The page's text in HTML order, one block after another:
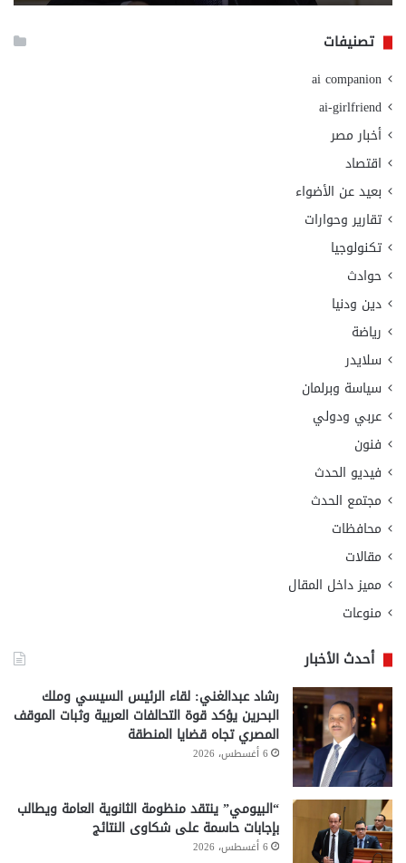
تصنيفات
ai companion
ai-girlfriend
أخبار مصر
اقتصاد
بعيد عن الأضواء
تقارير وحوارات
تكنولوجيا
حوادث
دين ودنيا
رياضة
سلايدر
سياسة وبرلمان
عربي ودولي
فنون
فيديو الحدث
مجتمع الحدث
محافظات
مقالات
مميز داخل المقال
منوعات
أحدث الأخبار
رشاد عبدالغني: لقاء الرئيس السيسي وملك
البحرين يؤكد قوة التحالفات العربية وثبات الموقف
المصري تجاه قضايا المنطقة
6 أغسطس، 2026
“البيومي” ينتقد منظومة الثانوية العامة ويطالب
بإجابات حاسمة على شكاوى النتائج
6 أغسطس، 2026